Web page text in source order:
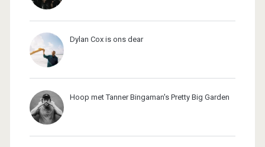
Dylan Cox is ons dear
Hoop met Tanner Bingaman's Pretty Big Garden